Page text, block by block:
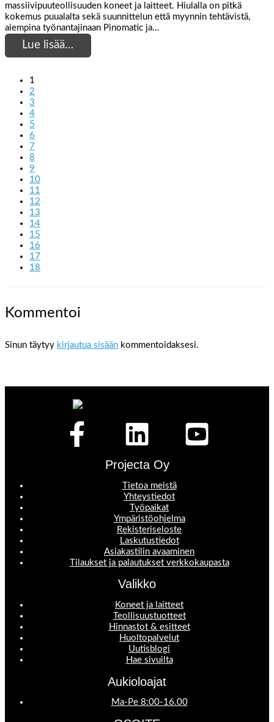
massiivipuuteollisuuden koneet ja laitteet. Hiulalla on pitkä
kokemus puualalta sekä suunnittelun että myynnin tehtävistä,
aiempina työnantajinaan Pinomatic ja…
Lue lisää…
1
2
3
4
5
6
7
8
9
10
11
12
13
14
15
16
17
18
Kommentoi
Sinun täytyy kirjautua sisään kommentoidaksesi.
Projecta Oy
Tietoa meistä
Yhteystiedot
Työpaikat
Ympäristöohjelma
Rekisteriseloste
Laskutustiedot
Asiakastilin avaaminen
Tilaukset ja palautukset verkkokaupasta
Valikko
Koneet ja laitteet
Teollisuustuotteet
Hinnastot & esitteet
Huoltopalvelut
Uutisblogi
Hae sivuilta
Aukioloajat
Ma-Pe 8:00-16.00